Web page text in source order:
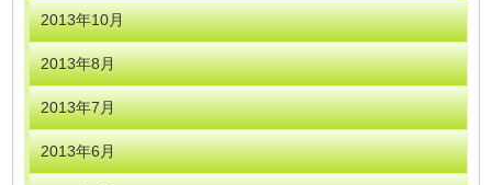
2013年10月
2013年8月
2013年7月
2013年6月